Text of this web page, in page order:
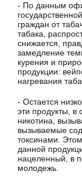
- По данным
граждан от
табака,
снижается,
замедление
курения и
продукции:
нагревания
- Остается
эти продукты, в
никотина,
вызываемые
токсинами.
данной
нацеленный, в
молодежь.